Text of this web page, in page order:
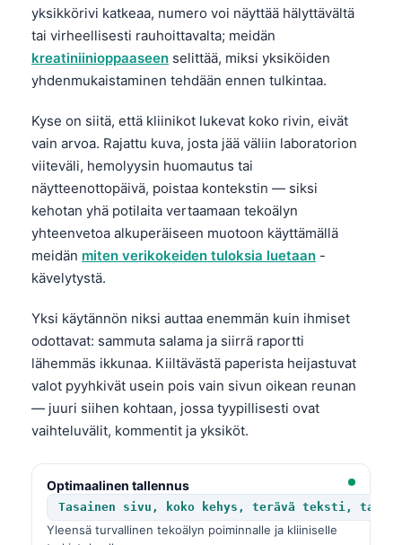
yksikkörivi katkeaa, numero voi näyttää hälyttävältä
tai virheellisesti rauhoittavalta; meidän
kreatiniinioppaaseen selittää, miksi yksiköiden
yhdenmukaistaminen tehdään ennen tulkintaa.
Kyse on siitä, että kliinikot lukevat koko rivin, eivät
vain arvoa. Rajattu kuva, josta jää väliin laboratorion
viiteväli, hemolyysin huomautus tai
näytteenottopäivä, poistaa kontekstin — siksi
kehotan yhä potilaita vertaamaan tekoälyn
yhteenvetoa alkuperäiseen muotoon käyttämällä
meidän miten verikokeiden tuloksia luetaan -
kävelytystä.
Yksi käytännön niksi auttaa enemmän kuin ihmiset
odottavat: sammuta salama ja siirrä raportti
lähemmäs ikkunaa. Kiiltävästä paperista heijastuvat
valot pyyhkivät usein pois vain sivun oikean reunan
— juuri siihen kohtaan, jossa tyypillisesti ovat
vaihteluvälit, kommentit ja yksiköt.
Optimaalinen tallennus
Tasainen sivu, koko kehys, terävä teksti,
Yleensä turvallinen tekoälyn poiminnalle ja kliiniselle